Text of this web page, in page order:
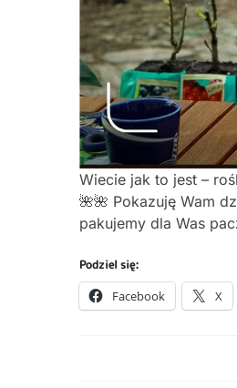
Wiecie jak to jest –
🌺🌺 Pokazuję Wam
pakujemy dla Was
Podziel się:
Facebook X